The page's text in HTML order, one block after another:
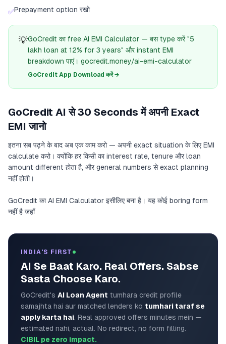
✅Prepayment option रखो
💡GoCredit का free AI EMI Calculator — बस type करें "5
lakh loan at 12% for 3 years" और instant EMI
breakdown पाएं। gocredit.money/ai-emi-calculator
GoCredit App Download करें →
GoCredit AI से 30 Seconds में अपनी Exact
EMI जानो
इतना सब पढ़ने के बाद अब एक काम करो — अपनी exact situation के लिए EMI
calculate करो। क्योंकि हर किसी का interest rate, tenure और loan
amount different होता है, और general numbers से exact planning
नहीं होती।
GoCredit का AI EMI Calculator इसीलिए बना है। यह कोई boring form
नहीं है जहाँ
INDIA'S FIRST
AI Se Baat Karo. Real Offers. Sabse
Sasta Choose Karo.
GoCredit's AI Loan Agent tumhara credit profile
samajhta hai aur matched lenders ko tumhari taraf se
apply karta hai. Real approved offers minutes mein —
estimated nahi, actual. No redirect, no form filling.
CIBIL pe zero impact.